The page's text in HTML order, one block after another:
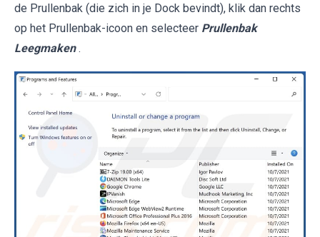
de Prullenbak (die zich in je Dock bevindt), klik dan rechts
op het Prullenbak-icoon en selecteer Prullenbak
Leegmaken .